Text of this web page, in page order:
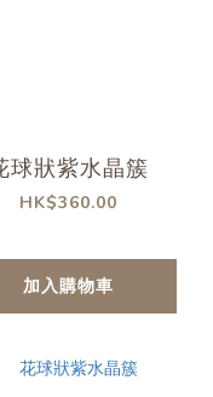
球狀紫水晶簇
HK$360.00
加入購物車